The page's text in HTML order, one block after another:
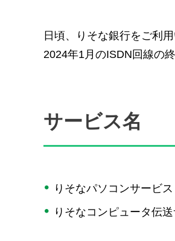
日頃、りそな銀行をご利
2024年1月のISDN回線の
サービス名
りそなパソコンサービス
りそなコンピュータ伝